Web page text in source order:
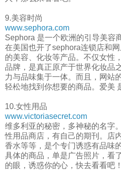
9.美容时尚
www.sephora.com
Sephora 是一个欧洲的引导美容
在美国也开了sephora连锁店和
的美容、化妆等产品。不仅女性
品牌，是真正原产于世界化妆品
力与品味集于一体。而且，网站
轻松地找到你想要的商品。爱美
10.女性用品
www.victoriasecret.com
维多利亚的秘密，多神秘的名字
性用品商店，有自己的期刊。店
香水等等，是个专门诱惑有品味
具体的商品，单是广告照片，看
的眼，诱惑你的心，快去看看吧！